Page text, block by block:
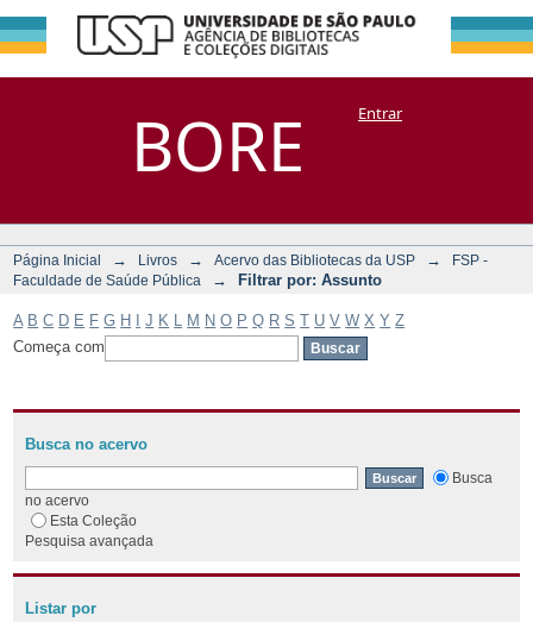
BORE
Filtrar por:
Assunto
DSpace/Manakin + CoriscoEntrar
Página Inicial → Livros → Acervo das Bibliotecas da USP →
FSP -
Faculdade de Saúde Pública
→ Filtrar por: Assunto
A B C D E F G H J K M N O P Q R S T U V W X Y Z
Começa com
Busca no acervo
Busca
no acervo
Esta Coleção
Pesquisa avançada
Listar por